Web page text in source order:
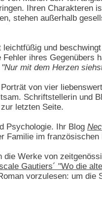
Ihren Charakteren
stehen außerhalb
und
ihres Gegenübers
"Nur mit dem Herzen
von vier
Schriftstellerin und
letzten Seite.
Psychologie. Ihr Blog
Familie im französischen
Werke von
Gautiers´ "Wo die
vorzulesen: um die